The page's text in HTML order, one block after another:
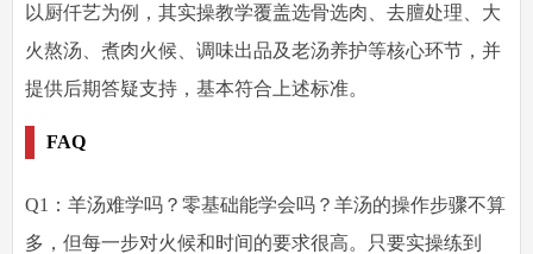
以厨仟艺为例，其实操教学覆盖选骨选肉、去膻处理、大
火熬汤、煮肉火候、调味出品及老汤养护等核心环节，并
提供后期答疑支持，基本符合上述标准。
FAQ
Q1：羊汤难学吗？零基础能学会吗？ 羊汤的操作步骤不算
多，但每一步对火候和时间的要求很高。只要实操练到